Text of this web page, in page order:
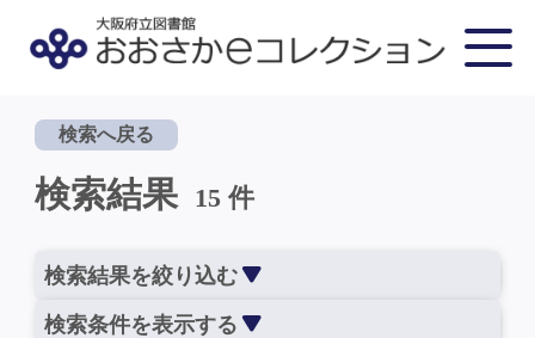
検索へ戻る
検索結果 15 件
検索結果を絞り込む
検索条件を表示する